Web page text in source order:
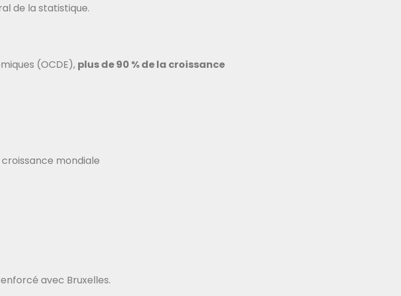
de la statistique.
(OCDE), plus de 90 % de la croissance
mondiale
avec Bruxelles.